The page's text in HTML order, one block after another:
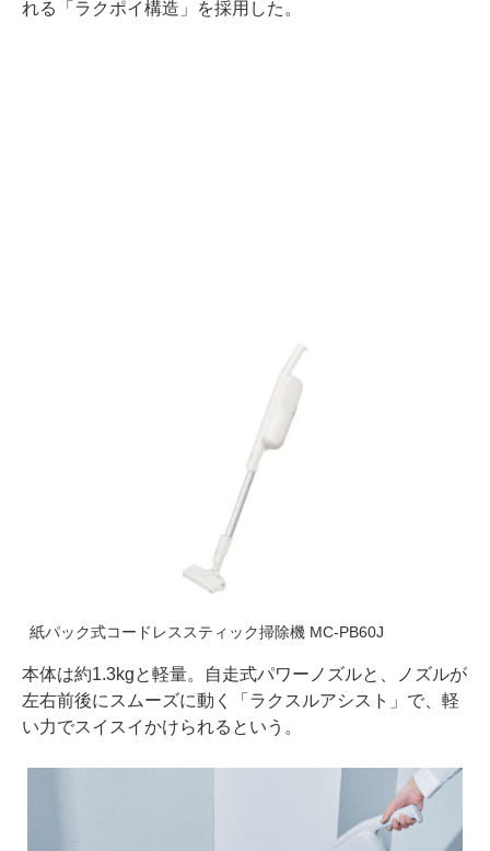
れる「ラクポイ構造」を採用した。
紙パック式コードレススティック掃除機 MC-PB60J
本体は約1.3kgと軽量。自走式パワーノズルと、ノズルが
左右前後にスムーズに動く「ラクスルアシスト」で、軽
い力でスイスイかけられるという。